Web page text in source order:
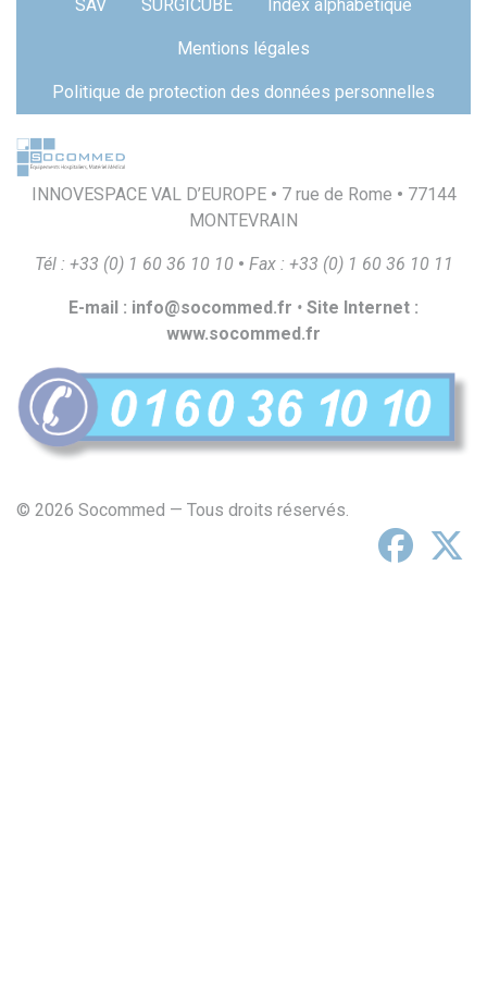
SAV SURGICUBE Index alphabétique
Mentions légales
Politique de protection des données personnelles
INNOVESPACE VAL D’EUROPE • 7 rue de Rome • 77144
MONTEVRAIN
Tél : +33 (0) 1 60 36 10 10 • Fax : +33 (0) 1 60 36 10 1 1
E-mail : info@socommed.fr • Site Internet :
www.socommed.fr
© 2026 Socommed — Tous droits réservés.